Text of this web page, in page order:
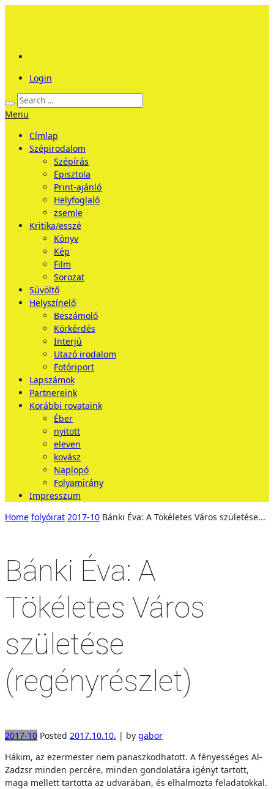
Login
Menu
Címlap
Szépirodalom
Szépírás
Episztola
Print-ajánló
Helyfoglaló
zsemle
Kritika/esszé
Könyv
Kép
Film
Sorozat
Süvöltő
Helyszínelő
Beszámoló
Körkérdés
Interjú
Utazó irodalom
Fotóriport
Lapszámok
Partnereink
Korábbi rovataink
Éber
nyitott
eleven
kovász
Naplopó
Folyamirány
Impresszum
Home folyóirat 2017-10 Bánki Éva: A Tökéletes Város születése...
Bánki Éva: A
Tökéletes Város
születése
(regényrészlet)
2017-10 Posted 2017.10.10. | by gabor
Hákim, az ezermester nem panaszkodhatott. A fényességes Al-
Zadzsr minden percére, minden gondolatára igényt tartott,
maga mellett tartotta az udvarában, és elhalmozta feladatokkal.